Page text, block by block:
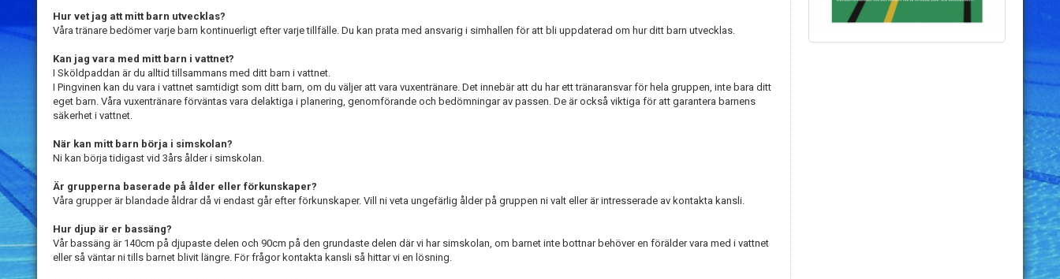
Hur vet jag att mitt barn utvecklas?
Våra tränare bedömer varje barn kontinuerligt efter varje tillfälle. Du kan prata med ansvarig i simhallen för att bli uppdaterad om hur ditt barn utvecklas.
Kan jag vara med mitt barn i vattnet?
I Sköldpaddan är du alltid tillsammans med ditt barn i vattnet.
I Pingvinen kan du vara i vattnet samtidigt som ditt barn, om du väljer att vara vuxentränare. Det innebär att du har ett tränaransvar för hela gruppen, inte bara ditt
eget barn. Våra vuxentränare förväntas vara delaktiga i planering, genomförande och bedömningar av passen. De är också viktiga för att garantera barnens
säkerhet i vattnet.
När kan mitt barn börja i simskolan?
Ni kan börja tidigast vid 3års ålder i simskolan.
Är grupperna baserade på ålder eller förkunskaper?
Våra grupper är blandade åldrar då vi endast går efter förkunskaper. Vill ni veta ungefärlig ålder på gruppen ni valt eller är intresserade av kontakta kansli.
Hur djup är er bassäng?
Vår bassäng är 140cm på djupaste delen och 90cm på den grundaste delen där vi har simskolan, om barnet inte bottnar behöver en förälder vara med i vattnet
eller så väntar ni tills barnet blivit längre. För frågor kontakta kansli så hittar vi en lösning.